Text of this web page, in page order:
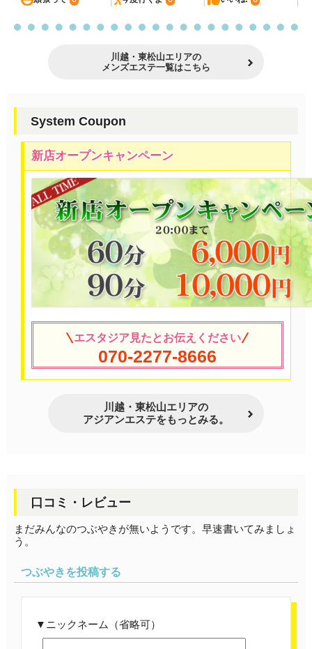
川越・東松山エリアの
メンズエステ一覧はこちら
System Coupon
新店オープンキャンペーン
エスタジア見たとお伝えください
070-2277-8666
川越・東松山エリアの
アジアンエステをもっとみる。
口コミ・レビュー
まだみんなのつぶやきが無いようです。早速書いてみましょ
う。
つぶやきを投稿する
ニックネーム（省略可）